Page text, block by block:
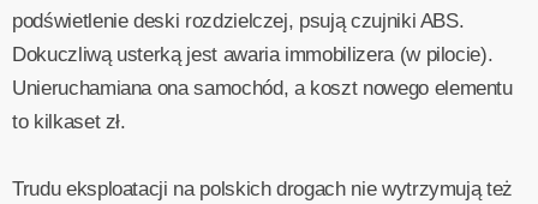
podświetlenie deski rozdzielczej, psują czujniki ABS.
Dokuczliwą usterką jest awaria immobilizera (w pilocie).
Unieruchamiana ona samochód, a koszt nowego elementu
to kilkaset zł.
Trudu eksploatacji na polskich drogach nie wytrzymują też